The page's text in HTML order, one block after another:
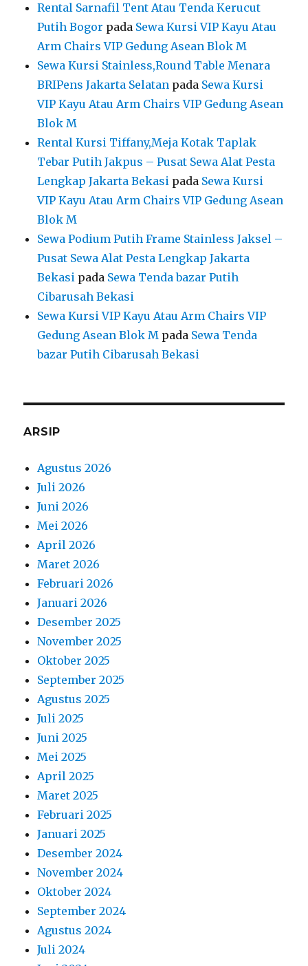
Rental Sarnafil Tent Atau Tenda Kerucut
Putih Bogor pada Sewa Kursi VIP Kayu Atau
Arm Chairs VIP Gedung Asean Blok M
Sewa Kursi Stainless,Round Table Menara
BRIPens Jakarta Selatan pada Sewa Kursi
VIP Kayu Atau Arm Chairs VIP Gedung Asean
Blok M
Rental Kursi Tiffany,Meja Kotak Taplak
Tebar Putih Jakpus – Pusat Sewa Alat Pesta
Lengkap Jakarta Bekasi pada Sewa Kursi
VIP Kayu Atau Arm Chairs VIP Gedung Asean
Blok M
Sewa Podium Putih Frame Stainless Jaksel –
Pusat Sewa Alat Pesta Lengkap Jakarta
Bekasi pada Sewa Tenda bazar Putih
Cibarusah Bekasi
Sewa Kursi VIP Kayu Atau Arm Chairs VIP
Gedung Asean Blok M pada Sewa Tenda
bazar Putih Cibarusah Bekasi
ARSIP
Agustus 2026
Juli 2026
Juni 2026
Mei 2026
April 2026
Maret 2026
Februari 2026
Januari 2026
Desember 2025
November 2025
Oktober 2025
September 2025
Agustus 2025
Juli 2025
Juni 2025
Mei 2025
April 2025
Maret 2025
Februari 2025
Januari 2025
Desember 2024
November 2024
Oktober 2024
September 2024
Agustus 2024
Juli 2024